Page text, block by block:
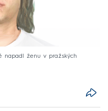
napadl ženu v pražských